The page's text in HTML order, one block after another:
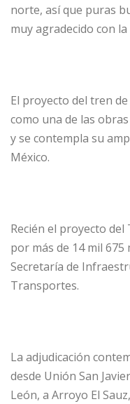
norte, así que puras
muy agradecido con
El proyecto del tren
como una de las
y se contempla su
México.
Recién el proyecto
por más de 14 mil
Secretaría de
Transportes.
La adjudicación
desde Unión San
León, a Arroyo El